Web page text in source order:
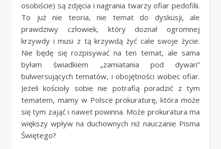
osobiście) są zdjęcia i nagrania twarzy ofiar pedofilii.
To już nie teoria, nie temat do dyskusji, ale
prawdziwy człowiek, który doznał ogromnej
krzywdy i musi z tą krzywdą żyć całe swoje życie.
Nie będę się rozpisywać na ten temat, ale sama
byłam świadkiem „zamiatania pod dywan”
bulwersujących tematów, i obojętności wobec ofiar.
Jeżeli kościoły sobie nie potrafią poradzić z tym
tematem, mamy w Polsce prokuraturę, która może
się tym zająć i nawet powinna. Może prokuratura ma
większy wpływ na duchownych niż nauczanie Pisma
Świętego?